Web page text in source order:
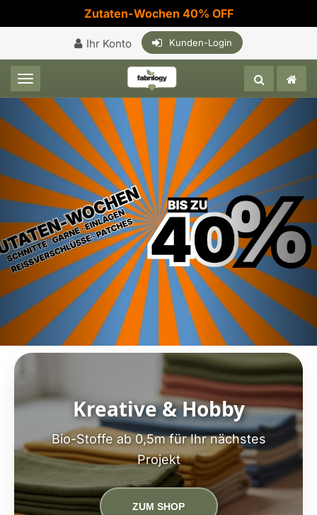
Zutaten-Wochen 40% OFF
Ihr Konto Kunden-Login
Toggle navigation
Kreative & Hobby
Bio-Stoffe ab 0,5m für Ihr nächstes
Projekt
ZUM SHOP